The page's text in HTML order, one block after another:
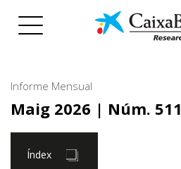
Informe Mensual
Maig 2026 | Núm. 511
Índex